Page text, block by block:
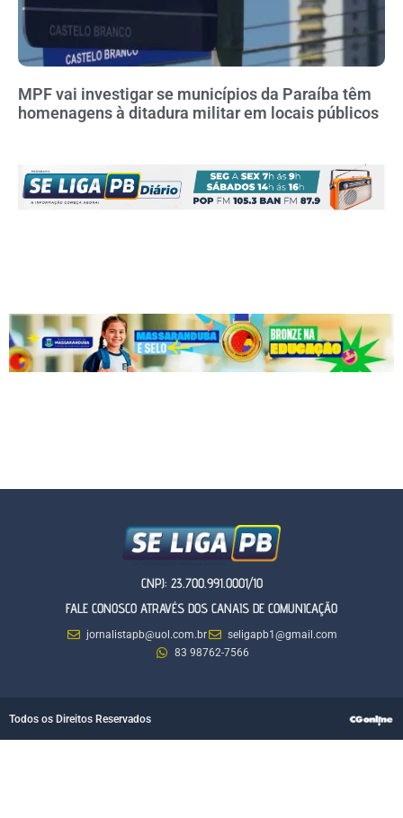
MPF vai investigar se municípios da Paraíba têm
homenagens à ditadura militar em locais públicos
CNPJ: 23.700.991.0001/10
FALE CONOSCO ATRAVÉS DOS CANAIS DE COMUNICAÇÃO
jornalistapb@uol.com.br
seligapb1@gmail.com
83 98762-7566
Todos os Direitos Reservados